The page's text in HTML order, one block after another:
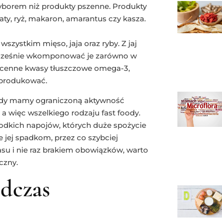
niż produkty pszenne. Produkty
ryż, makaron, amarantus czy kasza.
mięso, jaja oraz ryby. Z jaj
wkomponować je zarówno w
kwasy tłuszczowe omega-3,
mamy ograniczoną aktywność
więc wszelkiego rodzaju fast foody.
napojów, których duże spożycie
jej spadkom, przez co szybciej
i nie raz brakiem obowiązków, warto